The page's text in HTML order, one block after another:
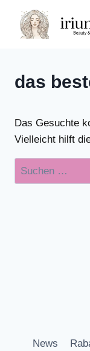
Inhalt
springen
das
Das Gesuchte
Vielleicht hilft
Suchen
nach:
News